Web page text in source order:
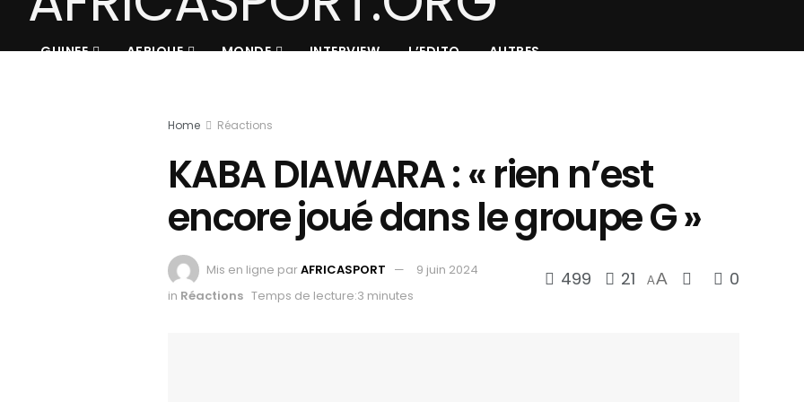
GUINEE AFRIQUE MONDE INTERVIEW L’EDITO AUTRES
Home Réactions
KABA DIAWARA : « rien n’est
encore joué dans le groupe G »
Mis en ligne parAFRICASPORT
9 juin 2024
in Réactions Temps de lecture:3 minutes
499 21 AA 0